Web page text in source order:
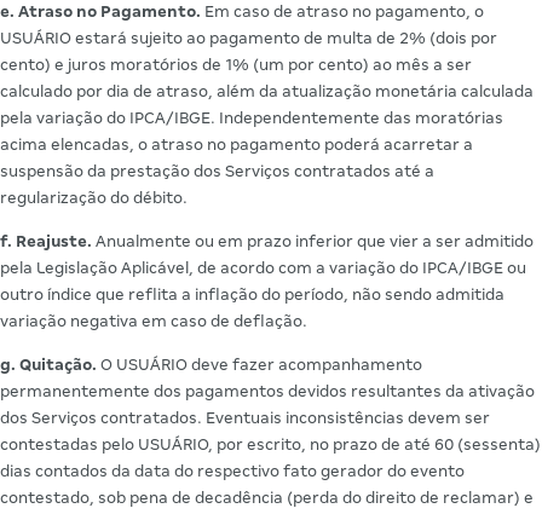
e. Atraso no Pagamento. Em caso de atraso no pagamento, o
USUÁRIO estará sujeito ao pagamento de multa de 2% (dois por
cento) e juros moratórios de 1% (um por cento) ao mês a ser
calculado por dia de atraso, além da atualização monetária calculada
pela variação do IPCA/IBGE. Independentemente das moratórias
acima elencadas, o atraso no pagamento poderá acarretar a
suspensão da prestação dos Serviços contratados até a
regularização do débito.
f. Reajuste. Anualmente ou em prazo inferior que vier a ser admitido
pela Legislação Aplicável, de acordo com a variação do IPCA/IBGE ou
outro índice que reflita a inflação do período, não sendo admitida
variação negativa em caso de deflação.
g. Quitação. O USUÁRIO deve fazer acompanhamento
permanentemente dos pagamentos devidos resultantes da ativação
dos Serviços contratados. Eventuais inconsistências devem ser
contestadas pelo USUÁRIO, por escrito, no prazo de até 60 (sessenta)
dias contados da data do respectivo fato gerador do evento
contestado, sob pena de decadência (perda do direito de reclamar) e